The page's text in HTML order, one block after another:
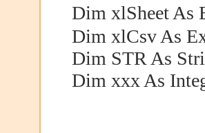
Dim xlSheet As
Dim xlCsv As
Dim STR As
Dim xxx As